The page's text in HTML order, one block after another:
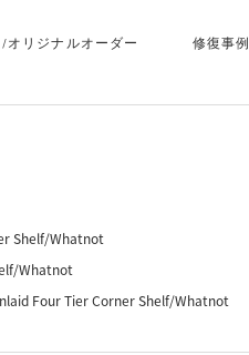
オリジナルオーダー
修復事例
Shelf/Whatnot
Whatnot
Four Tier Corner Shelf/Whatnot